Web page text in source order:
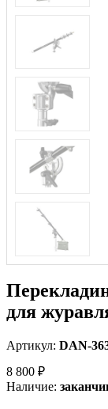
для
Артикул: DAN-
8 800 ₽
Наличие: